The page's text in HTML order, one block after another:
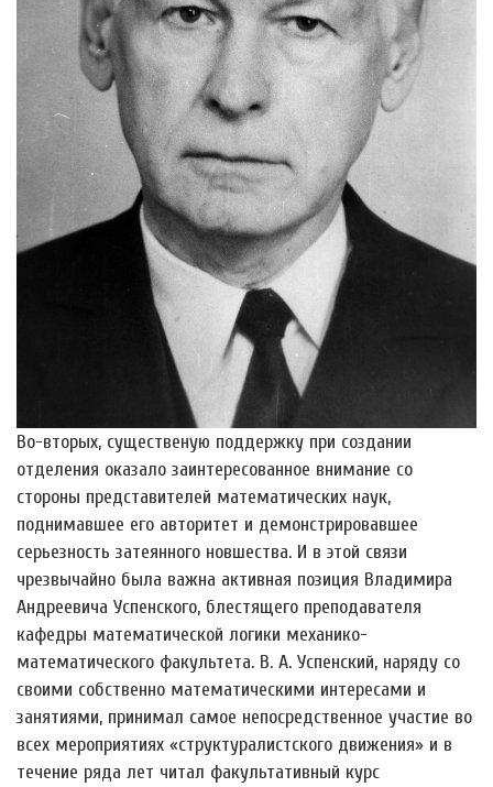
Во-вторых, существеную поддержку при создании
отделения оказало заинтересованное внимание со
стороны представителей математических наук,
поднимавшее его авторитет и демонстрировавшее
серьезность затеянного новшества. И в этой связи
чрезвычайно была важна активная позиция Владимира
Андреевича Успенского, блестящего преподавателя
кафедры математической логики механико-
математического факультета. В. А. Успенский, наряду со
своими собственно математическими интересами и
занятиями, принимал самое непосредственное участие во
всех мероприятиях «структуралистского движения» и в
течение ряда лет читал факультативный курс